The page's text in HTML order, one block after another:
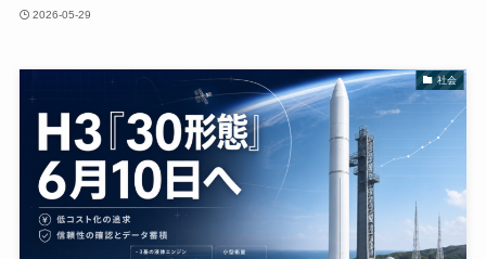
2026-05-29
社会